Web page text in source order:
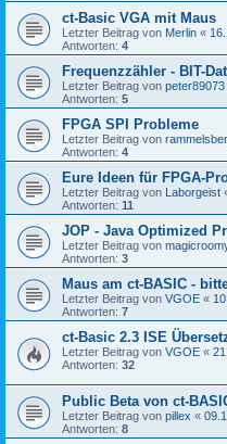
ct-Basic VGA mit Maus
Letzter Beitrag von Merlin «
Antworten: 4
Frequenzzähler - BIT-
Letzter Beitrag von peter89073
Antworten: 5
FPGA SPI Probleme
Letzter Beitrag von
Antworten: 4
Eure Ideen für FPGA-
Letzter Beitrag von Laborgeist
Antworten: 11
JOP - Java Optimized
Letzter Beitrag von
Antworten: 3
Maus am ct-BASIC -
Letzter Beitrag von VGOE «
Antworten: 7
ct-Basic 2.3 ISE
Letzter Beitrag von VGOE «
Antworten: 32
Public Beta von ct-
Letzter Beitrag von pillex «
Antworten: 8